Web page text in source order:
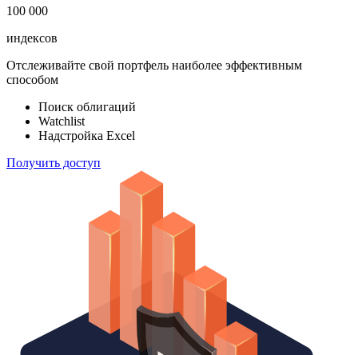
100 000
индексов
Отслеживайте свой портфель наиболее эффективным
способом
Поиск облигаций
Watchlist
Надстройка Excel
Получить доступ